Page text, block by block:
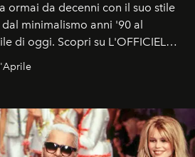
ormai da decenni con il suo stile
minimalismo anni '90 al
di oggi. Scopri su L'OFFICIEL